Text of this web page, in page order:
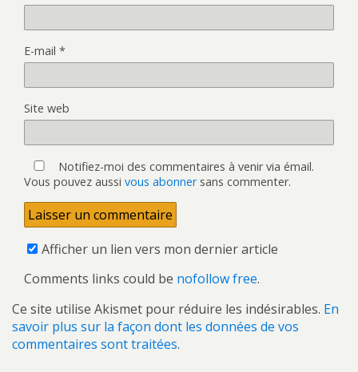
E-mail *
Site web
Notifiez-moi des commentaires à venir via émail.
Vous pouvez aussi vous abonnersans commenter.
Afficher un lien vers mon dernier article
Comments links could be nofollow free.
Ce site utilise Akismet pour réduire les indésirables. En
savoir plus sur la façon dont les données de vos
commentaires sont traitées.